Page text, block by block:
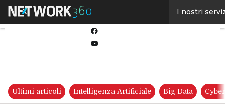
I nostri
Ultimi articoli Intelligenza Artificiale Big Data